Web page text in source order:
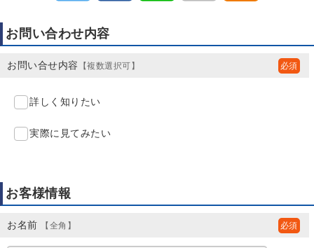
お問い合わせ内容
お問い合せ内容 【複数選択可】
詳しく知りたい
実際に見てみたい
お客様情報
お名前 【全角】